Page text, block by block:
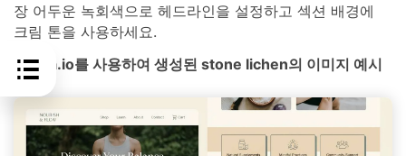
장 어두운 녹회색으로 헤드라인을 설정하고 섹션 배경에
크림 톤을 사용하세요.
media.io를 사용하여 생성된 stone lichen의 이미지 예시